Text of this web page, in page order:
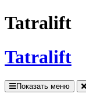
Tatralift
Tatralift
Показать меню